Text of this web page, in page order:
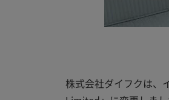
株式会社ダイフクは